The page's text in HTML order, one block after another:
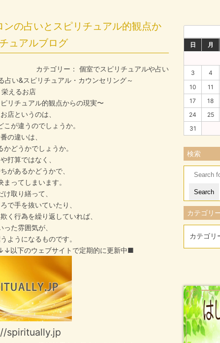
ンの占いとスピリチュアル的観点か
ュアルブログ
カテゴリー： 個室でスピリチュアルや占い
占い&スピリチュアル・カウンセリング～
栄えるお店
リチュアル的観点からの現実〜
店というのは、
が違うのでしょうか。
の違いは、
かどうかでしょうか。
打算ではなく、
があるかどうかで、
まってしまいます。
け取り繕って、
で手を抜いていたり、
く行為を繰り返していれば、
った雰囲気が、
ようになるものです。
以下のウェブサイトで定期的に更新中■
spiritually.jp
日
月
3
4
10
11
17
18
24
25
31
検索
Search
カテゴリ